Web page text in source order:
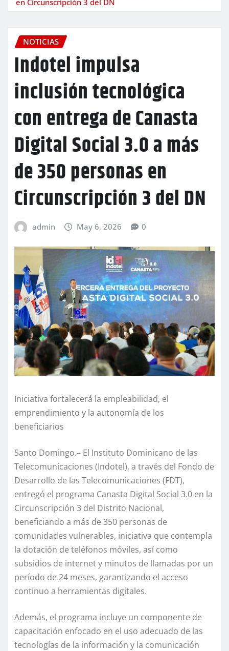
NOTICIAS
Indotel impulsa
inclusión tecnológica
con entrega de Canasta
Digital Social 3.0 a más
de 350 personas en
Circunscripción 3 del DN
admin May 6, 2026 0
Iniciativa fortalecerá la empleabilidad, el
emprendimiento y la autonomía de los
beneficiarios
Santo Domingo.– El Instituto Dominicano de las
Telecomunicaciones (Indotel), a través del Fondo de
Desarrollo de las Telecomunicaciones (FDT),
entregó el programa Canasta Digital Social 3.0 en la
Circunscripción 3 del Distrito Nacional,
beneficiando a más de 350 personas de
comunidades vulnerables, iniciativa que contempla
la dotación de teléfonos móviles, así como
subsidios de internet y minutos de llamadas por un
período de 24 meses, garantizando el acceso
continuo a herramientas digitales.
Además, el programa incluye un componente de
capacitación enfocado en el uso adecuado de las
tecnologías de la información y la comunicación